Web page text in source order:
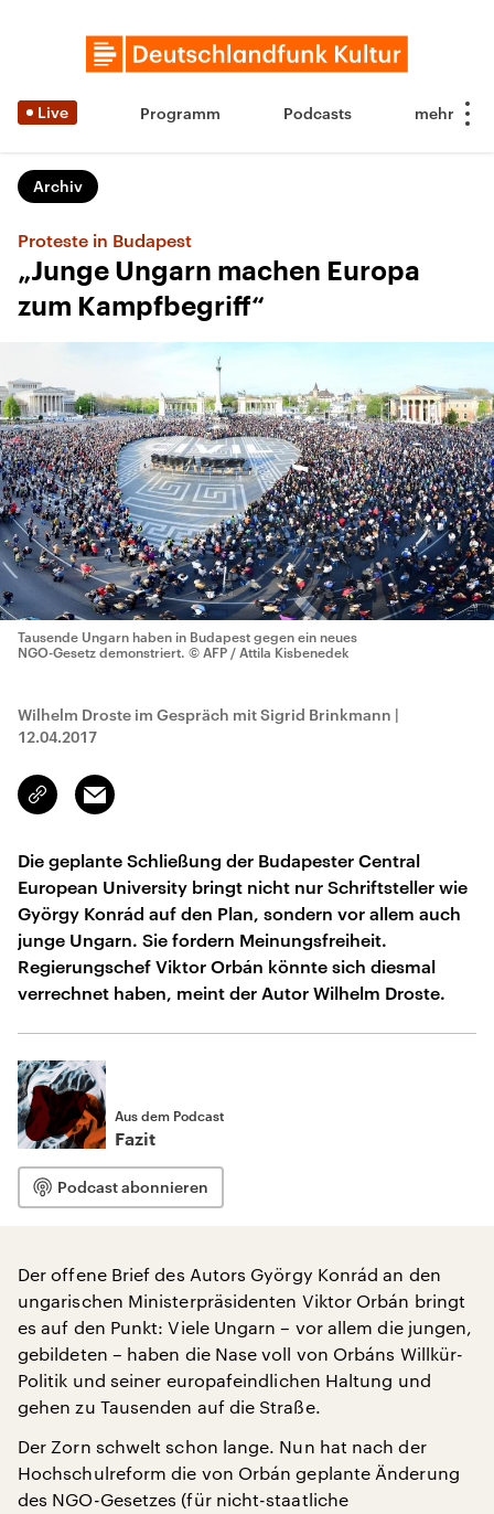
Live Programm Podcasts
Archiv
Proteste in Budapest
„Junge Ungarn machen Europa
zum Kampfbegriff“
Tausende Ungarn haben in Budapest gegen ein neues
NGO-Gesetz demonstriert. © AFP / Attila Kisbenedek
Wilhelm Droste im Gespräch mit Sigrid Brinkmann |
12.04.2017
Link
kopieren/teilen
Email
Die geplante Schließung der Budapester Central
European University bringt nicht nur Schriftsteller wie
György Konrád auf den Plan, sondern vor allem auch
junge Ungarn. Sie fordern Meinungsfreiheit.
Regierungschef Viktor Orbán könnte sich diesmal
verrechnet haben, meint der Autor Wilhelm Droste.
Aus dem Podcast
Fazit
Podcast abonnieren
Der offene Brief des Autors György Konrád an den
ungarischen Ministerpräsidenten Viktor Orbán bringt
es auf den Punkt: Viele Ungarn – vor allem die jungen,
gebildeten – haben die Nase voll von Orbáns Willkür-
Politik und seiner europafeindlichen Haltung und
gehen zu Tausenden auf die Straße.
Der Zorn schwelt schon lange. Nun hat nach der
Hochschulreform die von Orbán geplante Änderung
des NGO-Gesetzes (für nicht-staatliche